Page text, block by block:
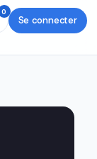
0
Se connecter